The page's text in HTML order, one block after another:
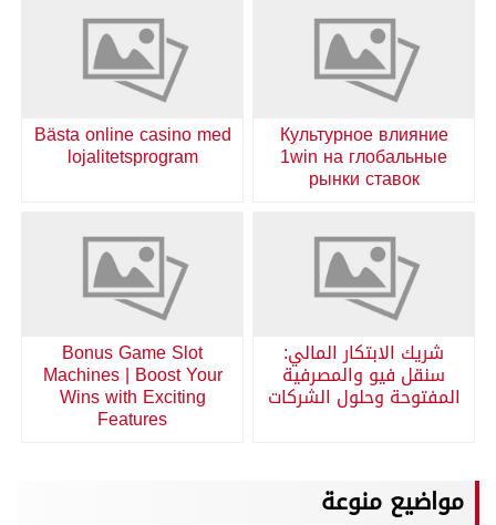
Культурное влияние
1win на глобальные
рынки ставок
Bästa online casino med
lojalitetsprogram
شريك الابتكار المالي:
سنقل فيو والمصرفية
المفتوحة وحلول الشركات
Bonus Game Slot
Machines | Boost Your
Wins with Exciting
Features
مواضيع منوعة